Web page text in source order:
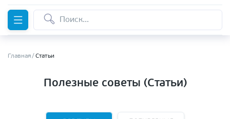
Главная Статьи
Полезные советы (Статьи)